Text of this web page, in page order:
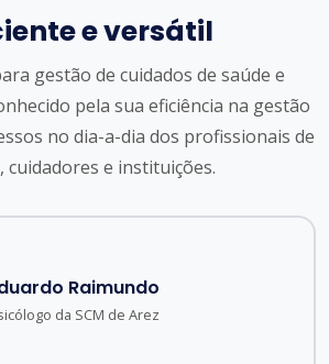
e versátil
gestão de cuidados de saúde e
pela sua eficiência na gestão
no dia-a-dia dos profissionais de
cuidadores e instituições.
Raimundo
da SCM de Arez